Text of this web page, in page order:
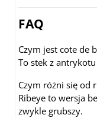
FAQ
Czym jest cote de
To stek z
Czym różni się od
Ribeye to wersja
zwykle grubszy.